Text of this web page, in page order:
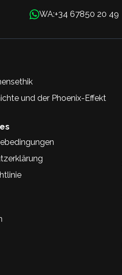
WA:+34 67850 20 49
und der Phoenix-Effekt